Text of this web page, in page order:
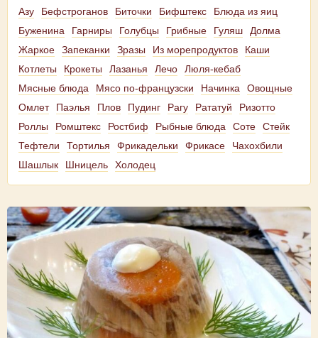
Азу Бефстроганов Биточки Бифштекс
Блюда из яиц
Буженина
Гарниры Голубцы Грибные Гуляш
Долма
Жаркое
Запеканки Зразы Из морепродуктов
Каши
Котлеты
Крокеты Лазанья Лечо
Люля-кебаб
Мясные блюда
Мясо по-французски Начинка
Овощные
Омлет
Паэлья Плов Пудинг Рагу Рататуй
Ризотто
Роллы
Ромштекс Ростбиф Рыбные блюда Соте
Стейк
Тефтели
Тортилья Фрикадельки Фрикасе
Чахохбили
Шашлык
Шницель Холодец